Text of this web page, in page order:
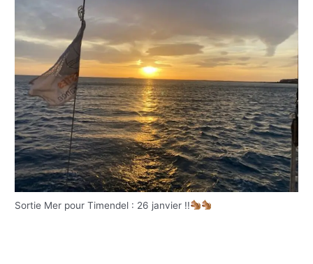
Sortie Mer pour Timendel : 26 janvier !!